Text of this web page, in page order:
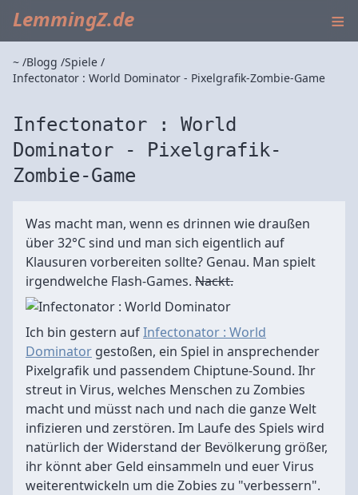
LemmingZ.de ≡
~ Blogg Spiele
Infectonator : World Dominator - Pixelgrafik-Zombie-Game
Infectonator : World
Dominator - Pixelgrafik-
Zombie-Game
Was macht man, wenn es drinnen wie draußen
über 32°C sind und man sich eigentlich auf
Klausuren vorbereiten sollte? Genau. Man spielt
irgendwelche Flash-Games. Nackt.
Ich bin gestern aufInfectonator : World
Dominator gestoßen, ein Spiel in ansprechender
Pixelgrafik und passendem Chiptune-Sound. Ihr
streut in Virus, welches Menschen zu Zombies
macht und müsst nach und nach die ganze Welt
infizieren und zerstören. Im Laufe des Spiels wird
natürlich der Widerstand der Bevölkerung größer,
ihr könnt aber Geld einsammeln und euer Virus
weiterentwickeln um die Zobies zu "verbessern".